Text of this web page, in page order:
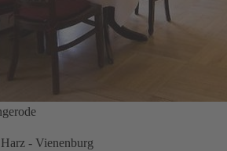
- Vienenburg